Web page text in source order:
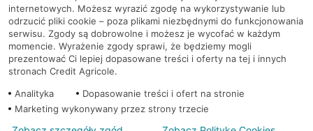
Regulamin serwisu
Mapa serwisu
PolitykaCookies
internetowych. Możesz wyrazić zgodę na wykorzystywanie lub
odrzucić pliki cookie – poza plikami niezbędnymi do funkcjonowania
serwisu. Zgody są dobrowolne i możesz je wycofać w każdym
momencie. Wyrażenie zgody sprawi, że będziemy mogli
prezentować Ci lepiej dopasowane treści i oferty na tej i innych
stronach Credit Agricole.
Analityka
Dopasowanie treści i ofert na stronie
Marketing wykonywany przez strony trzecie